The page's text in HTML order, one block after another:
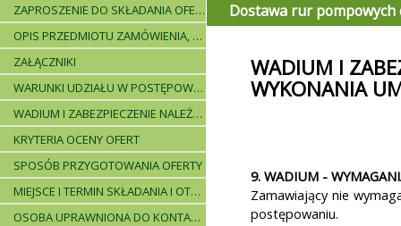
ZAPROSZENIE DO SKŁADANIA OFERT - INFORMACJE OGÓLNE
OPIS PRZEDMIOTU ZAMÓWIENIA, WARUNKI DOSTAWY, WARUNKI PŁATNICZE
ZAŁĄCZNIKI
WARUNKI UDZIAŁU W POSTĘPOWANIU I WYKAZ WYMAGANYCH DOKUMENTÓW
WADIUM I ZABEZPIECZENIE NALEŻYTEGO WYKONANIA UMOWY
KRYTERIA OCENY OFERT
SPOSÓB PRZYGOTOWANIA OFERTY
MIEJSCE I TERMIN SKŁADANIA I OTWARCIA OFERT - PRZEBIEG POSTĘPOWANIA
OSOBA UPRAWNIONA DO KONTAKTÓW
Dostawa rur pompowych
WADIUM I
WYKONANIA
9. WADIUM -
Zamawiający nie
postępowaniu.